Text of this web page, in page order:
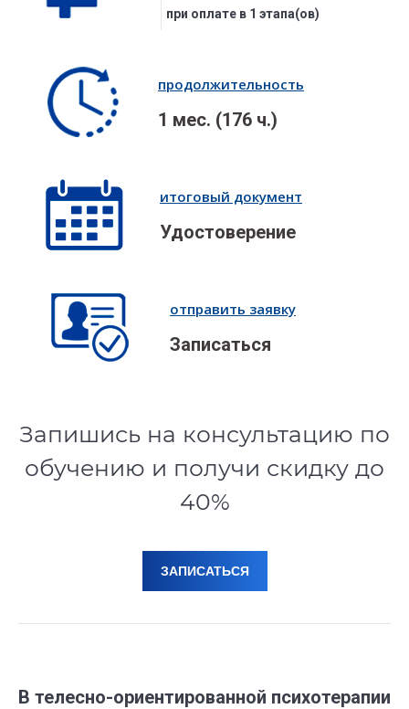
при оплате в 1 этапа(ов)
продолжительность
1 мес. (176 ч.)
итоговый документ
Удостоверение
отправить заявку
Записаться
Запишись на консультацию по
обучению и получи скидку до
40%
ЗАПИСАТЬСЯ
В телесно-ориентированной психотерапии